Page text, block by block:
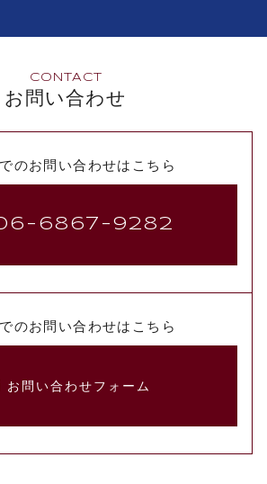
CONTACT
お問い合わせ
のお問い合わせはこちら
6867-9282
のお問い合わせはこちら
お問い合わせフォーム